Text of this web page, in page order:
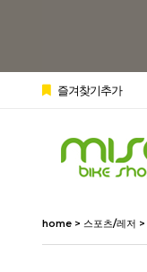
즐겨찾기추가
home > 스포츠/레저 >